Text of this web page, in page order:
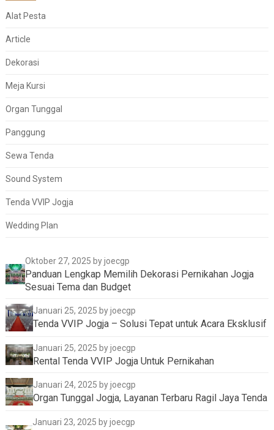
Alat Pesta
Article
Dekorasi
Meja Kursi
Organ Tunggal
Panggung
Sewa Tenda
Sound System
Tenda VVIP Jogja
Wedding Plan
Oktober 27, 2025 by joecgp
Panduan Lengkap Memilih Dekorasi Pernikahan Jogja
Sesuai Tema dan Budget
Januari 25, 2025 by joecgp
Tenda VVIP Jogja – Solusi Tepat untuk Acara Eksklusif
Januari 25, 2025 by joecgp
Rental Tenda VVIP Jogja Untuk Pernikahan
Januari 24, 2025 by joecgp
Organ Tunggal Jogja, Layanan Terbaru Ragil Jaya Tenda
Januari 23, 2025 by joecgp